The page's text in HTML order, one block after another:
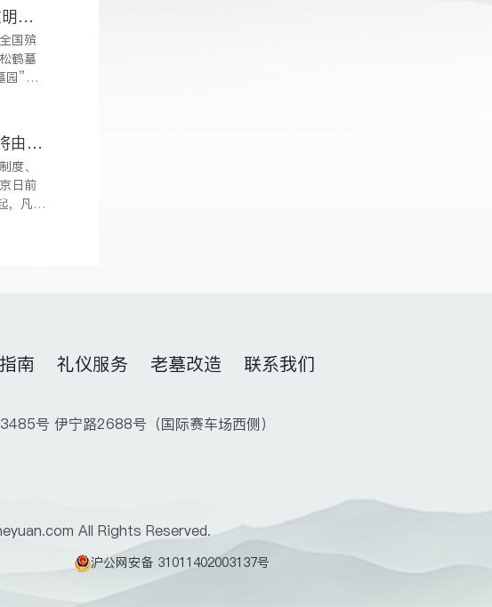
松鹤获评“全国生态文明示范陵园”
国殡
鹤墓
园”殊
葬工
、人
提高
文化
南京居民“身后”费用将由政府买单
度、
日前
，凡具
殡葬
南 礼仪服务 老墓改造 联系我们
号 伊宁路2688号（国际赛车场西侧）
All Rights Reserved.
沪公网安备 31011402003137号